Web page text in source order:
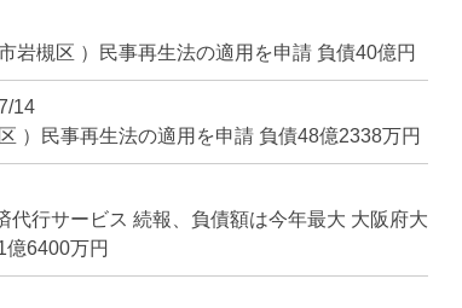
岩槻区 ）民事再生法の適用を申請 負債40億円
14
）民事再生法の適用を申請 負債48億2338万円
代行サービス 続報、負債額は今年最大 大阪府大
6400万円